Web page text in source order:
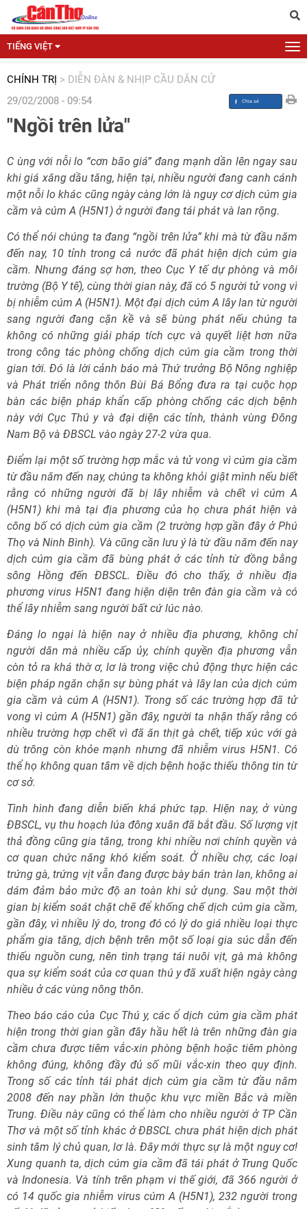
TIẾNG VIỆT
CHÍNH TRỊ > DIỄN ĐÀN & NHỊP CẦU DÂN CỬ
29/02/2008 - 09:54
"Ngồi trên lửa"
C ùng với nỗi lo “cơn bão giá” đang mạnh dần lên ngay sau
khi giá xăng dầu tăng, hiện tại, nhiều người đang canh cánh
một nỗi lo khác cũng ngày càng lớn là nguy cơ dịch cúm gia
cầm và cúm A (H5N1) ở người đang tái phát và lan rộng.
Có thể nói chúng ta đang “ngồi trên lửa” khi mà từ đầu năm
đến nay, 10 tỉnh trong cả nước đã phát hiện dịch cúm gia
cầm. Nhưng đáng sợ hơn, theo Cục Y tế dự phòng và môi
trường (Bộ Y tế), cùng thời gian này, đã có 5 người tử vong vì
bị nhiễm cúm A (H5N1). Một đại dịch cúm A lây lan từ người
sang người đang cận kề và sẽ bùng phát nếu chúng ta
không có những giải pháp tích cực và quyết liệt hơn nữa
trong công tác phòng chống dịch cúm gia cầm trong thời
gian tới. Đó là lời cảnh báo mà Thứ trưởng Bộ Nông nghiệp
và Phát triển nông thôn Bùi Bá Bổng đưa ra tại cuộc họp
bàn các biện pháp khẩn cấp phòng chống các dịch bệnh
này với Cục Thú y và đại diện các tỉnh, thành vùng Đông
Nam Bộ và ĐBSCL vào ngày 27-2 vừa qua.
Điểm lại một số trường hợp mắc và tử vong vì cúm gia cầm
từ đầu năm đến nay, chúng ta không khỏi giật mình nếu biết
rằng có những người đã bị lây nhiễm và chết vì cúm A
(H5N1) khi mà tại địa phương của họ chưa phát hiện và
công bố có dịch cúm gia cầm (2 trường hợp gần đây ở Phú
Thọ và Ninh Bình). Và cũng cần lưu ý là từ đầu năm đến nay
dịch cúm gia cầm đã bùng phát ở các tỉnh từ đồng bằng
sông Hồng đến ĐBSCL. Điều đó cho thấy, ở nhiều địa
phương virus H5N1 đang hiện diện trên đàn gia cầm và có
thể lây nhiễm sang người bất cứ lúc nào.
Đáng lo ngại là hiện nay ở nhiều địa phương, không chỉ
người dân mà nhiều cấp ủy, chính quyền địa phương vẫn
còn tỏ ra khá thờ ơ, lơ là trong việc chủ động thực hiện các
biện pháp ngăn chặn sự bùng phát và lây lan của dịch cúm
gia cầm và cúm A (H5N1). Trong số các trường hợp đã tử
vong vì cúm A (H5N1) gần đây, người ta nhận thấy rằng có
nhiều trường hợp chết vì đã ăn thịt gà chết, tiếp xúc với gà
dù trông còn khỏe mạnh nhưng đã nhiễm virus H5N1. Có
thể họ không quan tâm về dịch bệnh hoặc thiếu thông tin từ
cơ sở.
Tình hình đang diễn biến khá phức tạp. Hiện nay, ở vùng
ĐBSCL, vụ thu hoạch lúa đông xuân đã bắt đầu. Số lượng vịt
thả đồng cũng gia tăng, trong khi nhiều nơi chính quyền và
cơ quan chức năng khó kiểm soát. Ở nhiều chợ, các loại
trứng gà, trứng vịt vẫn đang được bày bán tràn lan, không ai
dám đảm bảo mức độ an toàn khi sử dụng. Sau một thời
gian bị kiểm soát chặt chẽ để khống chế dịch cúm gia cầm,
gần đây, vì nhiều lý do, trong đó có lý do giá nhiều loại thực
phẩm gia tăng, dịch bệnh trên một số loại gia súc dẫn đến
thiếu nguồn cung, nên tình trạng tái nuôi vịt, gà mà không
qua sự kiểm soát của cơ quan thú y đã xuất hiện ngày càng
nhiều ở các vùng nông thôn.
Theo báo cáo của Cục Thú y, các ổ dịch cúm gia cầm phát
hiện trong thời gian gần đây hầu hết là trên những đàn gia
cầm chưa được tiêm vắc-xin phòng bệnh hoặc tiêm phòng
không đúng, không đầy đủ số mũi vắc-xin theo quy định.
Trong số các tỉnh tái phát dịch cúm gia cầm từ đầu năm
2008 đến nay phần lớn thuộc khu vực miền Bắc và miền
Trung. Điều này cũng có thể làm cho nhiều người ở TP Cần
Thơ và một số tỉnh khác ở ĐBSCL chưa phát hiện dịch phát
sinh tâm lý chủ quan, lơ là. Đây mới thực sự là một nguy cơ!
Xung quanh ta, dịch cúm gia cầm đã tái phát ở Trung Quốc
và Indonesia. Và tính trên phạm vi thế giới, đã 366 người ở
có 14 quốc gia nhiễm virus cúm A (H5N1), 232 người trong